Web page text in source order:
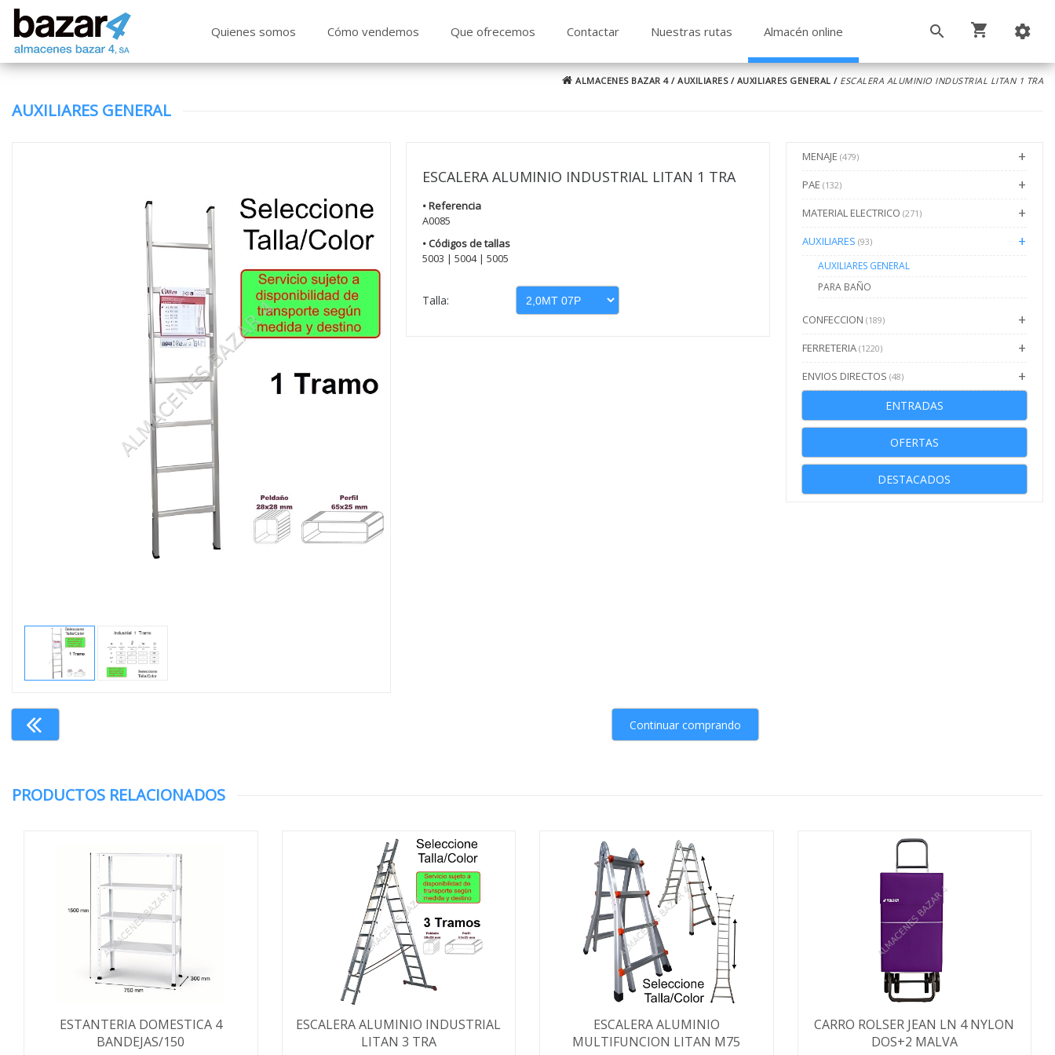
Quienes somos Cómo vendemos Que ofrecemos Contactar Nuestras rutas Almacén online
ALMACENES BAZAR 4/ AUXILIARES/ AUXILIARES GENERAL / ESCALERA ALUMINIO INDUSTRIAL LITAN 1 TRA
AUXILIARES GENERAL
MENAJE (479)
PAE (132)
MATERIAL ELECTRICO (271)
AUXILIARES (93)
AUXILIARES GENERAL
PARA BAÑO
CONFECCION (189)
FERRETERIA (1220)
ENVIOS DIRECTOS (48)
ENTRADAS
OFERTAS
DESTACADOS
ESCALERA ALUMINIO INDUSTRIAL LITAN 1 TRA
• Referencia
A0085
• Códigos de tallas
5003 | 5004 | 5005
Talla:
Continuar comprando
PRODUCTOS RELACIONADOS
ESTANTERIA DOMESTICA 4
BANDEJAS/150
ESCALERA ALUMINIO INDUSTRIAL
LITAN 3 TRA
ESCALERA ALUMINIO
MULTIFUNCION LITAN M75
CARRO ROLSER JEAN LN 4 NYLON
DOS+2 MALVA